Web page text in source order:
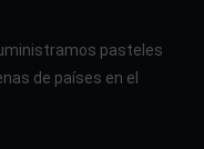
pasteles
de países en el